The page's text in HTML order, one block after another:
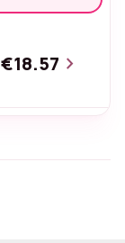
€18.57 chevron_right